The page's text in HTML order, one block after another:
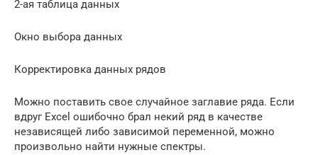
2-ая таблица данных
Окно выбора данных
Корректировка данных рядов
Можно поставить свое случайное заглавие ряда. Если
вдруг Excel ошибочно брал некий ряд в качестве
независящей либо зависимой переменной, можно
произвольно найти нужные спектры.